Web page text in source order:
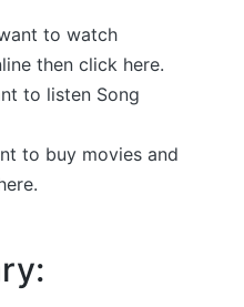
to watch
then click here.
to listen Song
to buy movies and